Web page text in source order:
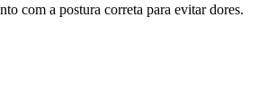
com a postura correta para evitar dores.